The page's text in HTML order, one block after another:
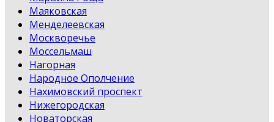
Маяковская
Менделеевская
Москворечье
Моссельмаш
Нагорная
Народное Ополчение
Нахимовский проспект
Нижегородская
Новаторская